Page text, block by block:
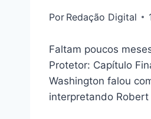
Por Redação Digital
Faltam poucos
Protetor: Capítulo
Washington falou
interpretando